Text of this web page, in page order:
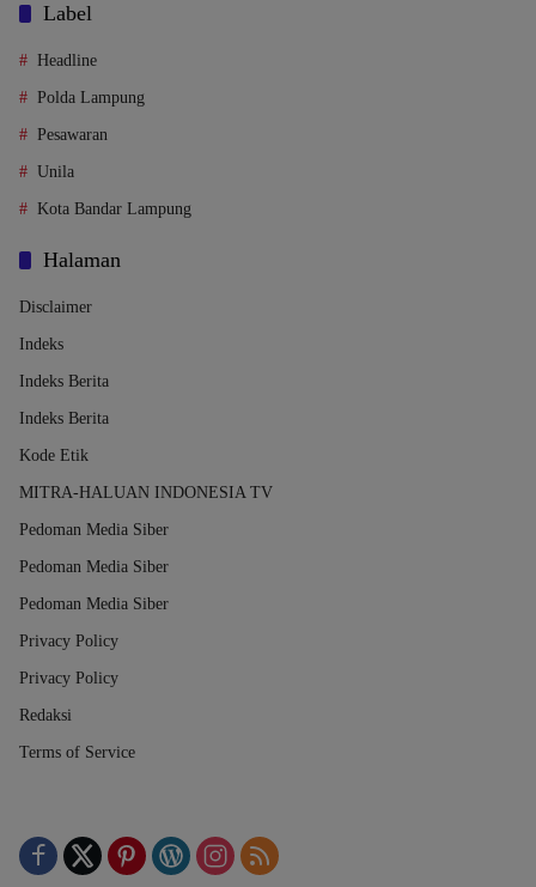
Label
Headline
Polda Lampung
Pesawaran
Unila
Kota Bandar Lampung
Halaman
Disclaimer
Indeks
Indeks Berita
Indeks Berita
Kode Etik
MITRA-HALUAN INDONESIA TV
Pedoman Media Siber
Pedoman Media Siber
Pedoman Media Siber
Privacy Policy
Privacy Policy
Redaksi
Terms of Service